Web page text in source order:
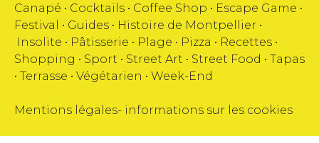
Canapé • Cocktails • Coffee Shop • Escape Game •
Festival
• Guides • Histoire de Montpellier •
Insolite • Pâtisserie • Plage • Pizza • Recettes •
Shopping • Sport • Street Art • Street Food • Tapas
• Terrasse • Végétarien • Week-End
Mentions légales- informations sur les cookies